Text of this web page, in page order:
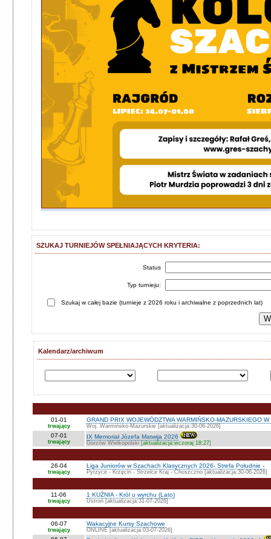
SZUKAJ TURNIEJÓW SPEŁNIAJĄCYCH KRYTERIA:
Status
Typ turnieju:
Szukaj w całej bazie (turnieje z 2026 roku i archiwalne z poprzednich lat)
Kalendarz/archiwum
01-01
trwający
GRAND PRIX WOJEWÓDZTWA WARMIŃSKO-MAZURSKIEGO
Woj. Warmińsko-Mazurskie [aktualizacja:30-06-2026]
07-01
trwający
IX Memoriał Józefa Matwija 2026
Gorzów Wielkopolski [aktualizacja:wczoraj 18:27]
26-04
trwający
Liga Juniorów w Szachach Klasycznych 2026- Strefa Południe -
Pyrzyce - Krzęcin - Strzelce Kraj - Choszczno [aktualizacja:30-06-2026]
11-06
trwający
1 KUŹNIA - Król u wyrchu (Lato)
Ustroń [aktualizacja:31-07-2026]
06-07
trwający
Wakacyjne Kursy Szachowe
ONLINE [aktualizacja:03-07-2026]